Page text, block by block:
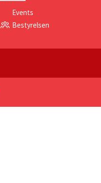
Events
Bestyrelsen